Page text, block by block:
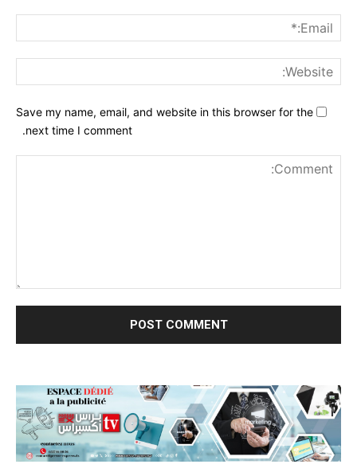
Save my name, email, and website in this browser for the
next time I comment.